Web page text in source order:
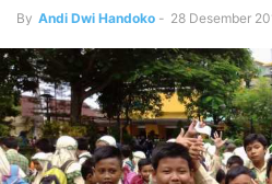
By Andi Dwi Handoko - 28 Desember